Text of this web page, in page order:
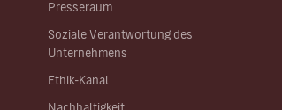
Presseraum
Soziale Verantwortung des
Unternehmens
Ethik-Kanal